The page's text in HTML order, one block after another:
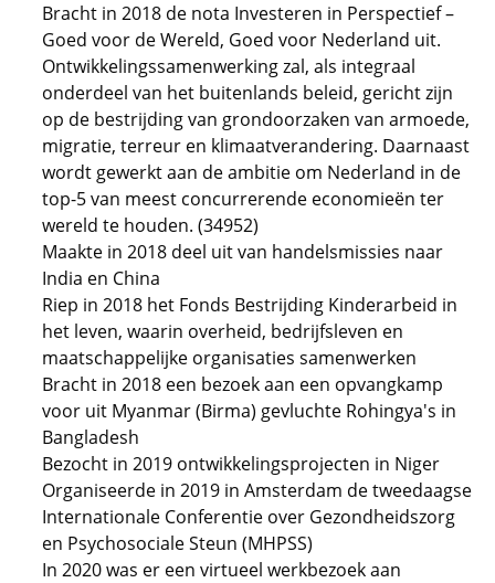
Bracht in 2018 de nota Investeren in Perspectief –
Goed voor de Wereld, Goed voor Nederland uit.
Ontwikkelingssamenwerking zal, als integraal
onderdeel van het buitenlands beleid, gericht zijn
op de bestrijding van grondoorzaken van armoede,
migratie, terreur en klimaatverandering. Daarnaast
wordt gewerkt aan de ambitie om Nederland in de
top-5 van meest concurrerende economieën ter
wereld te houden. (34952)
Maakte in 2018 deel uit van handelsmissies naar
India en China
Riep in 2018 het Fonds Bestrijding Kinderarbeid in
het leven, waarin overheid, bedrijfsleven en
maatschappelijke organisaties samenwerken
Bracht in 2018 een bezoek aan een opvangkamp
voor uit Myanmar (Birma) gevluchte Rohingya's in
Bangladesh
Bezocht in 2019 ontwikkelingsprojecten in Niger
Organiseerde in 2019 in Amsterdam de tweedaagse
Internationale Conferentie over Gezondheidszorg
en Psychosociale Steun (MHPSS)
In 2020 was er een virtueel werkbezoek aan